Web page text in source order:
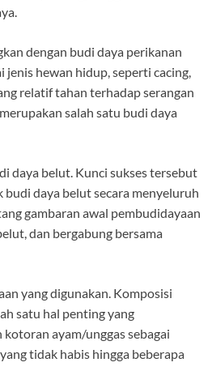
dengan budi daya perikanan
jenis hewan hidup, seperti cacing,
relatif tahan terhadap serangan
salah satu budi daya
daya belut. Kunci sukses tersebut
budi daya belut secara menyeluruh
gambaran awal pembudidayaan
dan bergabung bersama
yang digunakan. Komposisi
satu hal penting yang
ayam/unggas sebagai
tidak habis hingga beberapa